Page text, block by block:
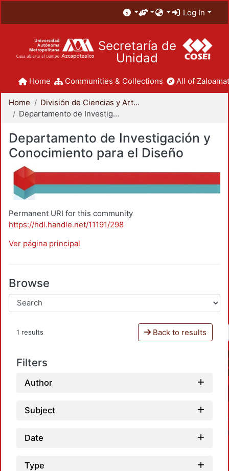
Log In
Secretaría de
Unidad
Home Communities & Collections All of
Home
División de Ciencias y Artes para el Diseño
Departamento de Investigación y Conocimiento para el Diseño
Departamento de Investigación y
Conocimiento para el Diseño
Permanent URI for this community
https://hdl.handle.net/11191/298
Ver página principal
Browse
1 results Back to results
Filters
Author
Subject
Date
Type